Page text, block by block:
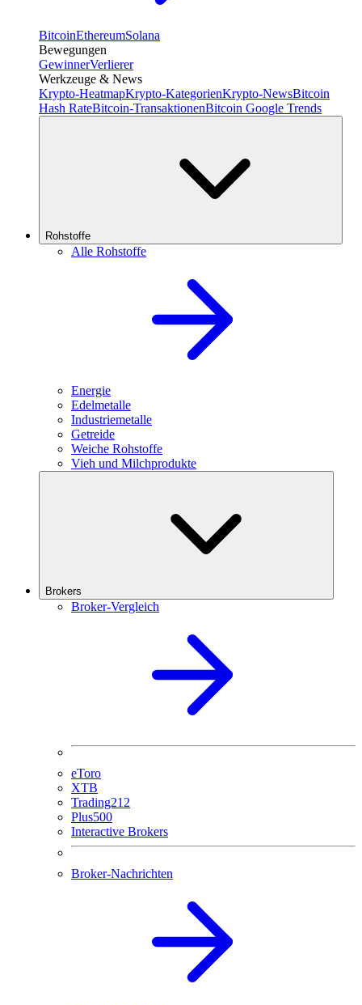
BitcoinEthereumSolana
Bewegungen
GewinnerVerlierer
Werkzeuge & News
Krypto-HeatmapKrypto-KategorienKrypto-NewsBitcoin
Hash RateBitcoin-TransaktionenBitcoin Google Trends
Rohstoffe
Alle Rohstoffe
Energie
Edelmetalle
Industriemetalle
Getreide
Weiche Rohstoffe
Vieh und Milchprodukte
Brokers
Broker-Vergleich
eToro
XTB
Trading212
Plus500
Interactive Brokers
Broker-Nachrichten